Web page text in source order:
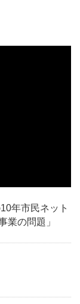
年市民ネット
業の問題」